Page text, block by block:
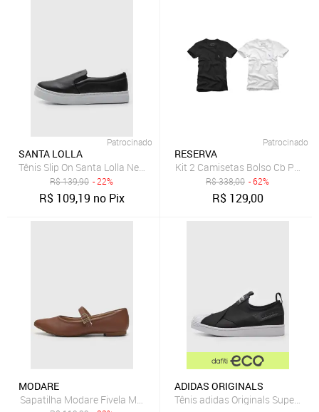
Patrocinado
SANTA LOLLA
Tênis Slip On Santa Lolla New Preto
R$139,90 - 22%
R$ 109,19 no Pix
Patrocinado
RESERVA
Kit 2 Camisetas Bolso Cb Pica-
R$338,00 - 62%
R$ 129,00
MODARE
Sapatilha Modare Fivela Marrom
ADIDAS ORIGINALS
Tênis adidas Originals Superstar